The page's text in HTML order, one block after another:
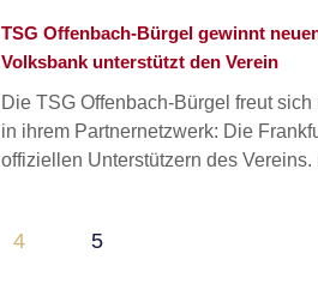
TSG Offenbach-Bürgel gewinnt
Volksbank unterstützt den Verein
Die TSG Offenbach-Bürgel freut
in ihrem Partnernetzwerk: Die
offiziellen Unterstützern des Vereins.
4 5